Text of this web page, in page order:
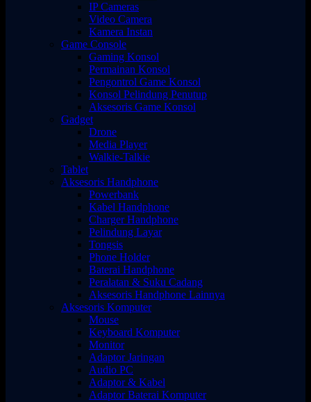
IP Cameras
Video Camera
Kamera Instan
Game Console
Gaming Konsol
Permainan Konsol
Pengontrol Game Konsol
Konsol Pelindung Penutup
Aksesoris Game Konsol
Gadget
Drone
Media Player
Walkie-Talkie
Tablet
Aksesoris Handphone
Powerbank
Kabel Handphone
Charger Handphone
Pelindung Layar
Tongsis
Phone Holder
Baterai Handphone
Peralatan & Suku Cadang
Aksesoris Handphone Lainnya
Aksesoris Komputer
Mouse
Keyboard Komputer
Monitor
Adaptor Jaringan
Audio PC
Adaptor & Kabel
Adaptor Baterai Komputer